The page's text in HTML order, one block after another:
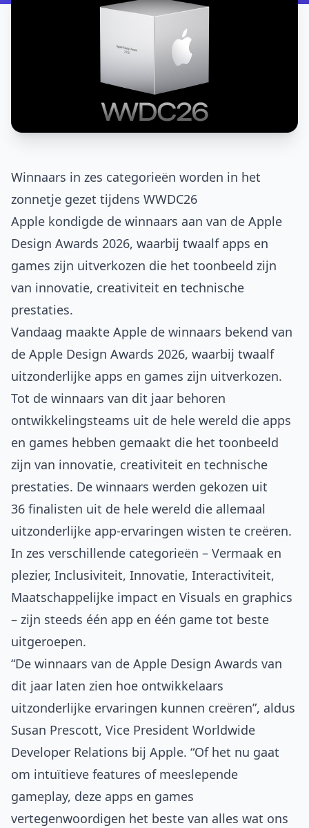
Winnaars in zes categorieën worden in het
zonnetje gezet tijdens WWDC26
Apple kondigde de winnaars aan van de Apple
Design Awards 2026, waarbij twaalf apps en
games zijn uitverkozen die het toonbeeld zijn
van innovatie, creativiteit en technische
prestaties.
Vandaag maakte Apple de winnaars bekend van
de Apple Design Awards 2026, waarbij twaalf
uitzonderlijke apps en games zijn uitverkozen.
Tot de winnaars van dit jaar behoren
ontwikkelingsteams uit de hele wereld die apps
en games hebben gemaakt die het toonbeeld
zijn van innovatie, creativiteit en technische
prestaties. De winnaars werden gekozen uit
36 finalisten uit de hele wereld die allemaal
uitzonderlijke app-ervaringen wisten te creëren.
In zes verschillende categorieën – Vermaak en
plezier, Inclusiviteit, Innovatie, Interactiviteit,
Maatschappelijke impact en Visuals en graphics
– zijn steeds één app en één game tot beste
uitgeroepen.
“De winnaars van de Apple Design Awards van
dit jaar laten zien hoe ontwikkelaars
uitzonderlijke ervaringen kunnen creëren”, aldus
Susan Prescott, Vice President Worldwide
Developer Relations bij Apple. “Of het nu gaat
om intuïtieve features of meeslepende
gameplay, deze apps en games
vertegenwoordigen het beste van alles wat ons